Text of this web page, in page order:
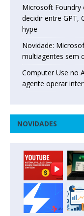
Microsoft Foundry
decidir entre GPT,
hype
Novidade:
multiagentes sem
Computer Use no
agente operar
NOVIDADES